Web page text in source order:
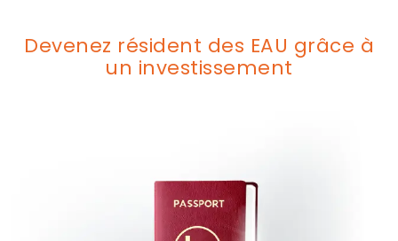
Devenez résident des EAU grâce à
un investissement